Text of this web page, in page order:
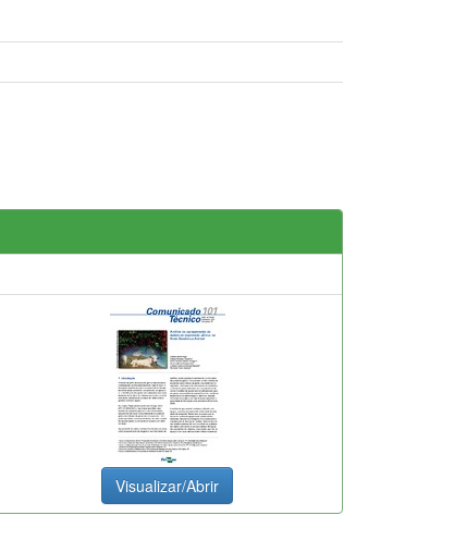
Visualizar/Abrir